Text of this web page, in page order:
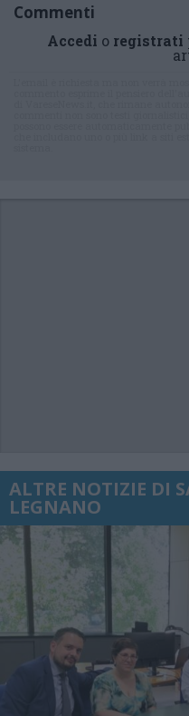
Commenti
Accedi o registrati
ALTRE NOTIZIE DI
LEGNANO